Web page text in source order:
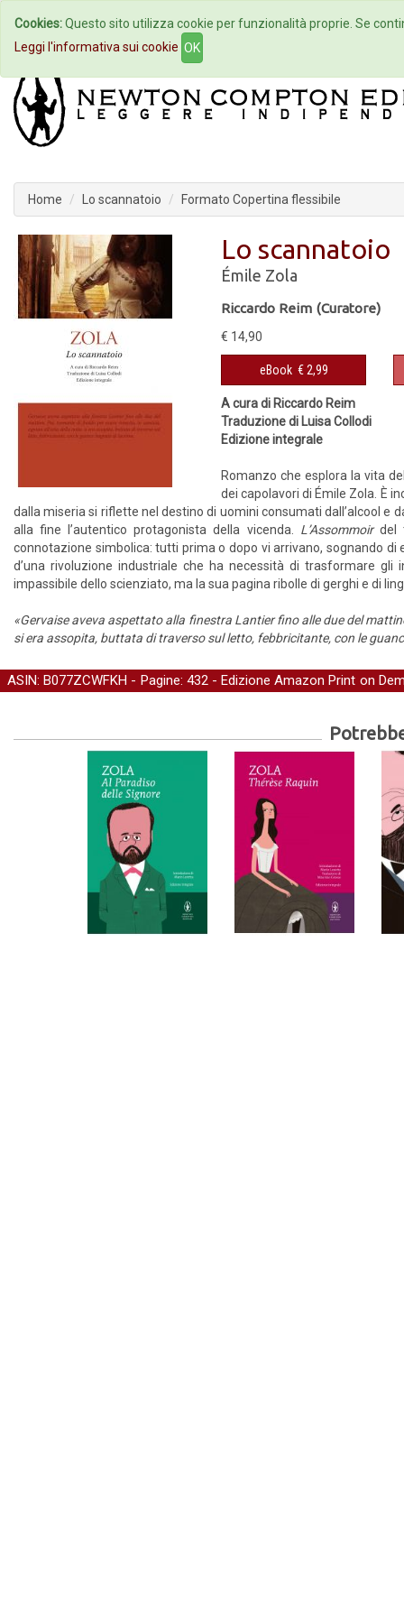
Home Autori Eventi
Home Lo scannatoio Formato Copertina flessibile
Lo scannatoio
Émile Zola
Riccardo Reim (Curatore)
€ 14,90
eBook € 2,99
A cura di Riccardo Reim
Traduzione di Luisa Collodi
Edizione integrale
Romanzo che esplora la vita
dei capolavori di Émile Zola. È
dalla miseria si riflette nel destino di uomini consumati dall’alcool e
alla fine l’autentico protagonista della vicenda. L’Assommoirdel
connotazione simbolica: tutti prima o dopo vi arrivano, sognando
d’una rivoluzione industriale che ha necessità di trasformare gli
impassibile dello scienziato, ma la sua pagina ribolle di gerghi e di
«Gervaise aveva aspettato alla finestra Lantier fino alle due del
si era assopita, buttata di traverso sul letto, febbricitante, con le
ASIN: B077ZCWFKH - Pagine: 432 -Edizione Amazon Print on
Cookies:Questo sito utilizza cookie per funzionalità proprie. Se
Leggi l'informativa sui cookie OK